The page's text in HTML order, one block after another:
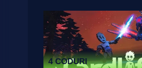
4 CODURI